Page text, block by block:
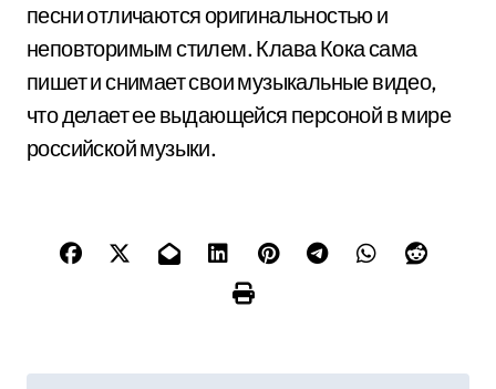
песни отличаются оригинальностью и
неповторимым стилем. Клава Кока сама
пишет и снимает свои музыкальные видео,
что делает ее выдающейся персоной в мире
российской музыки.